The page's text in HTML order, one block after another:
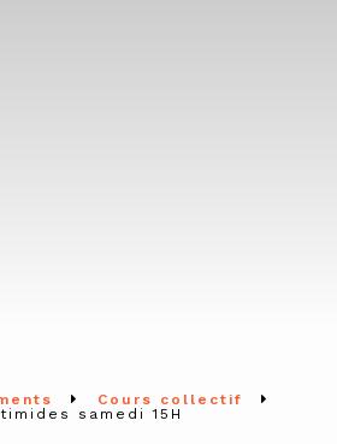
Cours collectif
samedi 15H